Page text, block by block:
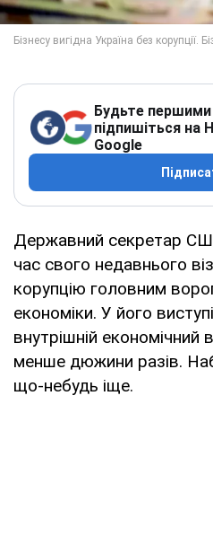
Будьте першими
підпишіться на
Google
Державний секретар
час свого недавнього
корупцію головним
економіки. У його
внутрішній економічний
менше дюжини разів.
що-небудь іще.